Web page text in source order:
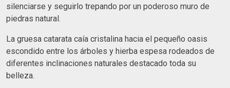
silenciarse y seguirlo trepando por un poderoso muro de
piedras natural.
La gruesa catarata caía cristalina hacia el pequeño oasis
escondido entre los árboles y hierba espesa rodeados de
diferentes inclinaciones naturales destacado toda su
belleza.